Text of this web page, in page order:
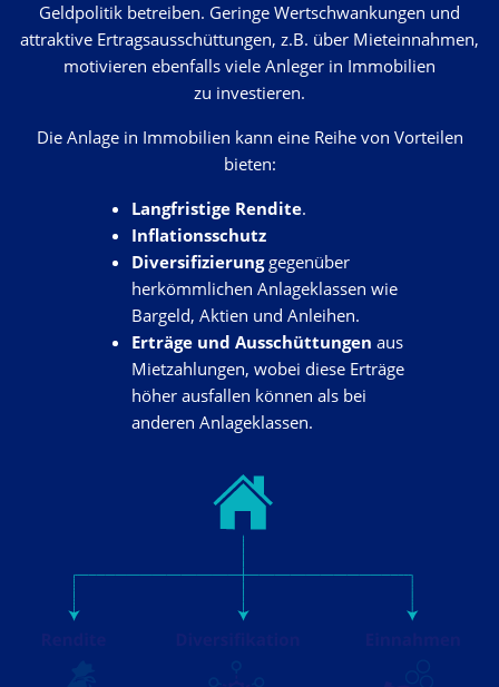
Geldpolitik betreiben. Geringe Wertschwankungen und
attraktive Ertragsausschüttungen, z.B. über Mieteinnahmen,
motivieren ebenfalls viele Anleger in Immobilien
zu investieren.
Die Anlage in Immobilien kann eine Reihe von Vorteilen
bieten:
Langfristige Rendite.
Inflationsschutz
Diversifizierunggegenüber
herkömmlichen Anlageklassen wie
Bargeld, Aktien und Anleihen.
Erträge und Ausschüttungen aus
Mietzahlungen, wobei diese Erträge
höher ausfallen können als bei
anderen Anlageklassen.